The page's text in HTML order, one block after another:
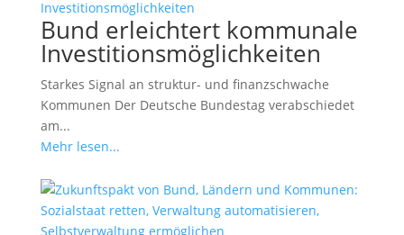
Bund erleichtert kommunale
Investitionsmöglichkeiten
Starkes Signal an struktur- und finanzschwache
Kommunen Der Deutsche Bundestag verabschiedet
am...
Mehr lesen...